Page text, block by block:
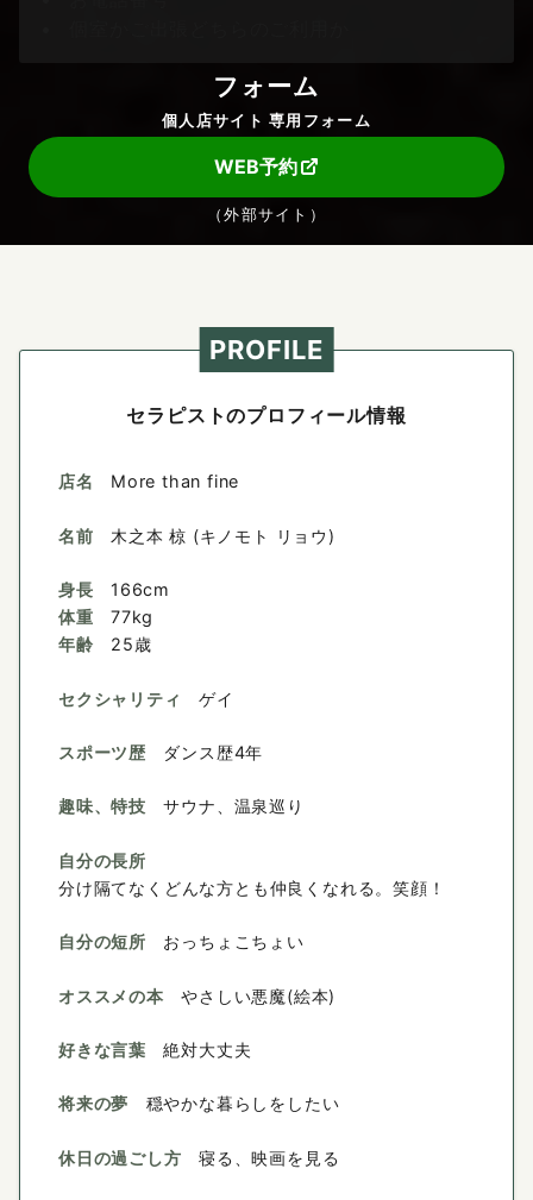
フォーム
個人店サイト 専用フォーム
WEB予約
（外部サイト）
PROFILE
セラピストのプロフィール情報
店名 More than fine
名前 木之本 椋 (キノモト リョウ)
身長
体重
年齢
166cm
77kg
25歳
セクシャリティ ゲイ
スポーツ歴 ダンス歴4年
趣味、特技 サウナ、温泉巡り
自分の長所
分け隔てなくどんな方とも仲良くなれる。笑顔！
自分の短所 おっちょこちょい
オススメの本 やさしい悪魔(絵本)
好きな言葉 絶対大丈夫
将来の夢 穏やかな暮らしをしたい
休日の過ごし方 寝る、映画を見る